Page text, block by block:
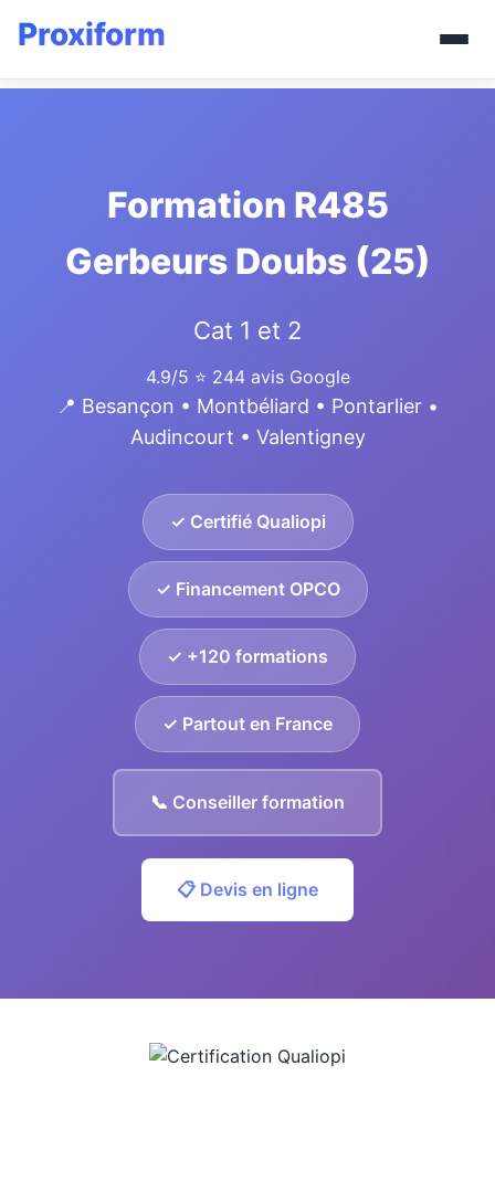
Formation R485
Gerbeurs Doubs (25)
Cat 1 et 2
4.9/5 ⭐ 244 avis Google
📍 Besançon • Montbéliard • Pontarlier •
Audincourt • Valentigney
✓ Certifié Qualiopi
✓ Financement OPCO
✓ +120 formations
✓ Partout en France
📞 Conseiller formation
📋 Devis en ligne